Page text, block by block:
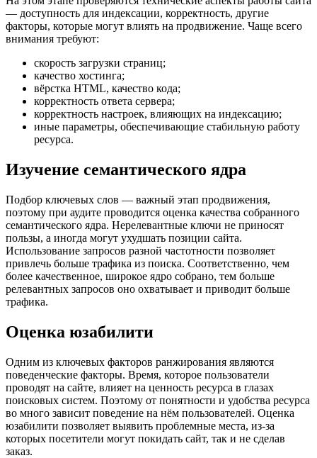
— доступность для индексации, корректность, другие
факторы, которые могут влиять на продвижение. Чаще всего
внимания требуют:
скорость загрузки страниц;
качество хостинга;
вёрстка HTML, качество кода;
корректность ответа сервера;
корректность настроек, влияющих на индексацию;
иные параметры, обеспечивающие стабильную работу
ресурса.
Изучение семантического ядра
Подбор ключевых слов — важный этап продвижения,
поэтому при аудите проводится оценка качества собранного
семантического ядра. Нерелевантные ключи не приносят
пользы, а иногда могут ухудшать позиции сайта.
Использование запросов разной частотности позволяет
привлечь больше трафика из поиска. Соответственно, чем
более качественное, широкое ядро собрано, тем больше
релевантных запросов оно охватывает и приводит больше
трафика.
Оценка юзабилити
Одним из ключевых факторов ранжирования являются
поведенческие факторы. Время, которое пользователи
проводят на сайте, влияет на ценность ресурса в глазах
поисковых систем. Поэтому от понятности и удобства ресурса
во много зависит поведение на нём пользователей. Оценка
юзабилити позволяет выявить проблемные места, из-за
которых посетители могут покидать сайт, так и не сделав
заказ.